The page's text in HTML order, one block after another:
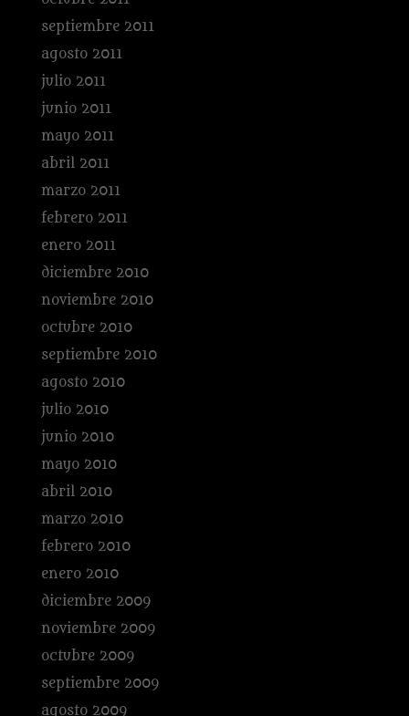
septiembre 2011
agosto 2011
julio 2011
junio 2011
mayo 2011
abril 2011
marzo 2011
febrero 2011
enero 2011
diciembre 2010
noviembre 2010
octubre 2010
septiembre 2010
agosto 2010
julio 2010
junio 2010
mayo 2010
abril 2010
marzo 2010
febrero 2010
enero 2010
diciembre 2009
noviembre 2009
octubre 2009
septiembre 2009
agosto 2009